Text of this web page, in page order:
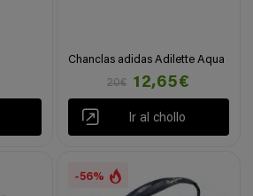
Chanclas adidas Adilette Aqua
20€
12,65€
Ir al chollo
-56%